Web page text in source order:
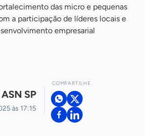
das micro e pequenas
a participação de líderes locais e
empresarial
ASN SP
às 17:15
COMPARTILHE